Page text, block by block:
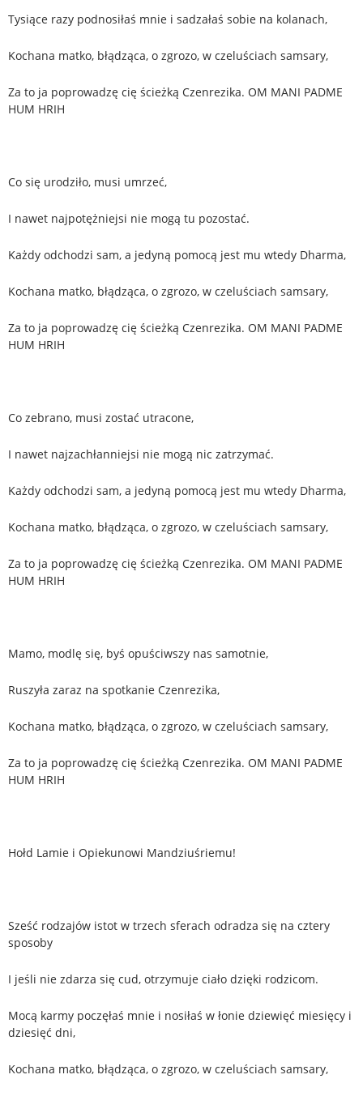
Tysiące razy podnosiłaś mnie i sadzałaś sobie na kolanach,
Kochana matko, błądząca, o zgrozo, w czeluściach samsary,
Za to ja poprowadzę cię ścieżką Czenrezika. OM MANI PADME
HUM HRIH
Co się urodziło, musi umrzeć,
I nawet najpotężniejsi nie mogą tu pozostać.
Każdy odchodzi sam, a jedyną pomocą jest mu wtedy Dharma,
Kochana matko, błądząca, o zgrozo, w czeluściach samsary,
Za to ja poprowadzę cię ścieżką Czenrezika. OM MANI PADME
HUM HRIH
Co zebrano, musi zostać utracone,
I nawet najzachłanniejsi nie mogą nic zatrzymać.
Każdy odchodzi sam, a jedyną pomocą jest mu wtedy Dharma,
Kochana matko, błądząca, o zgrozo, w czeluściach samsary,
Za to ja poprowadzę cię ścieżką Czenrezika. OM MANI PADME
HUM HRIH
Mamo, modlę się, byś opuściwszy nas samotnie,
Ruszyła zaraz na spotkanie Czenrezika,
Kochana matko, błądząca, o zgrozo, w czeluściach samsary,
Za to ja poprowadzę cię ścieżką Czenrezika. OM MANI PADME
HUM HRIH
Hołd Lamie i Opiekunowi Mandziuśriemu!
Sześć rodzajów istot w trzech sferach odradza się na cztery
sposoby
I jeśli nie zdarza się cud, otrzymuje ciało dzięki rodzicom.
Mocą karmy poczęłaś mnie i nosiłaś w łonie dziewięć miesięcy i
dziesięć dni,
Kochana matko, błądząca, o zgrozo, w czeluściach samsary,